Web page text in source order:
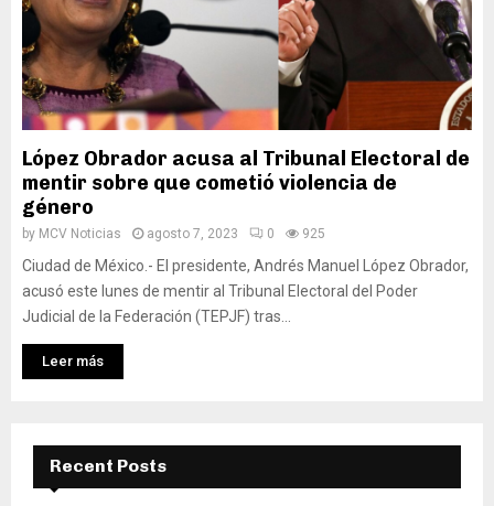
López Obrador acusa al Tribunal Electoral de
mentir sobre que cometió violencia de
género
by MCV Noticias agosto 7, 2023 0 925
Ciudad de México.- El presidente, Andrés Manuel López Obrador,
acusó este lunes de mentir al Tribunal Electoral del Poder
Judicial de la Federación (TEPJF) tras...
Leer más
Recent Posts